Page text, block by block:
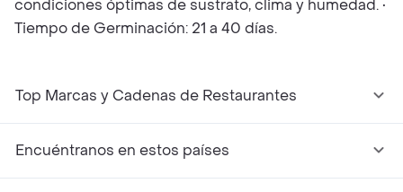
condiciones óptimas de sustrato, clima y humedad. •
Tiempo de Germinación: 21 a 40 días.
Top Marcas y Cadenas de Restaurantes
Encuéntranos en estos países